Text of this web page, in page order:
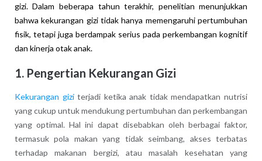
gizi. Dalam beberapa tahun terakhir, penelitian menunjukkan
bahwa kekurangan gizi tidak hanya memengaruhi pertumbuhan
fisik, tetapi juga berdampak serius pada perkembangan kognitif
dan kinerja otak anak.
1. Pengertian Kekurangan Gizi
Kekurangan giziterjadi ketika anak tidak mendapatkan nutrisi
yang cukup untuk mendukung pertumbuhan dan perkembangan
yang optimal. Hal ini dapat disebabkan oleh berbagai faktor,
termasuk pola makan yang tidak seimbang, akses terbatas
terhadap makanan bergizi, atau masalah kesehatan yang